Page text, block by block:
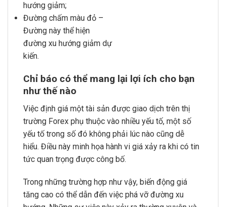
hướng giảm;
Đường chấm màu đỏ –
Đường này thể hiện
đường xu hướng giảm dự
kiến.
Chỉ báo có thể mang lại lợi ích cho bạn
như thế nào
Việc định giá một tài sản được giao dịch trên thị
trường Forex phụ thuộc vào nhiều yếu tố, một số
yếu tố trong số đó không phải lúc nào cũng dễ
hiểu. Điều này minh họa hành vi giá xảy ra khi có tin
tức quan trọng được công bố.
Trong những trường hợp như vậy, biến động giá
tăng cao có thể dẫn đến việc phá vỡ đường xu